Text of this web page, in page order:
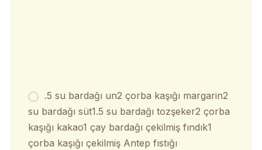
.5 su bardağı un2 çorba kaşığı margarin2
su bardağı süt1.5 su bardağı tozşeker2 çorba
kaşığı kakao1 çay bardağı çekilmiş fındık1
çorba kaşığı çekilmiş Antep fıstığı